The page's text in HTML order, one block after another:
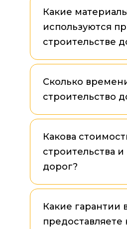
Какие
используются
строительстве
Сколько
строительство
Какова
строительства
дорог?
Какие гарантии
предоставляете